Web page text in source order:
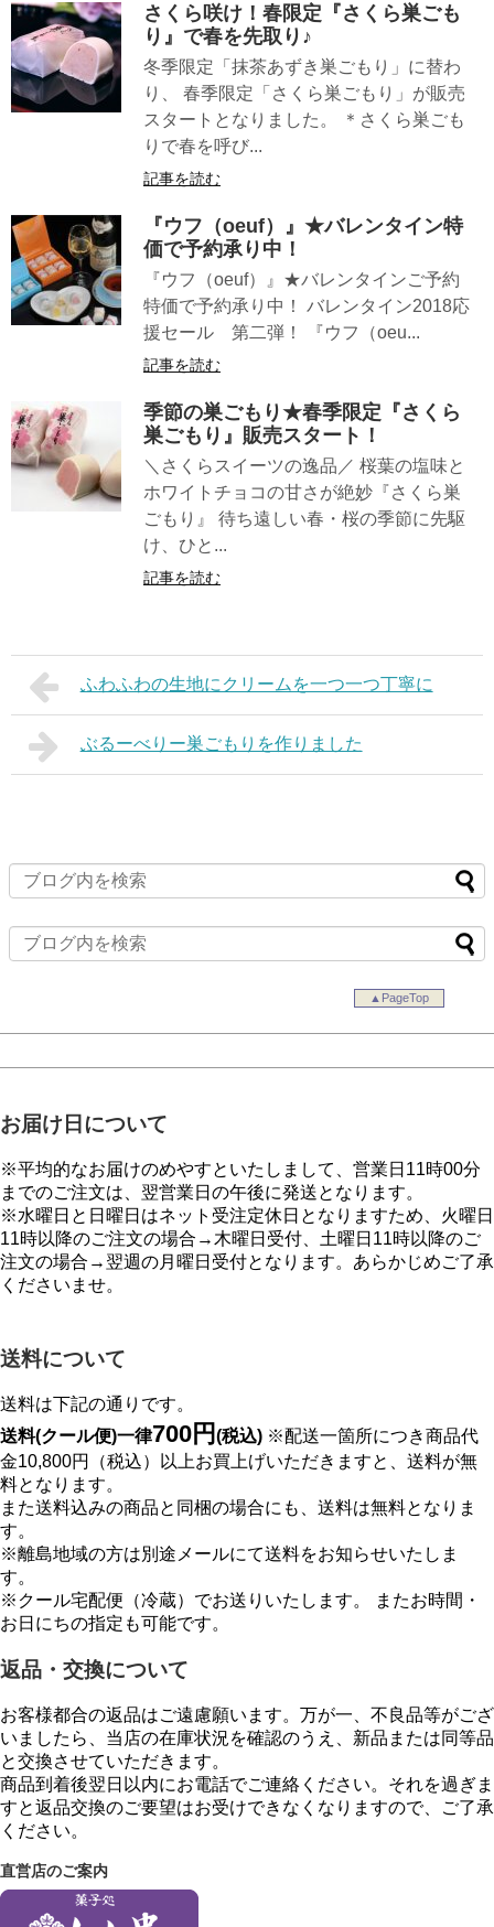
さくら咲け！春限定『さくら巣ごも
り』で春を先取り♪
冬季限定「抹茶あずき巣ごもり」に替わ
り、 春季限定「さくら巣ごもり」が販売
スタートとなりました。 ＊さくら巣ごも
りで春を呼び...
記事を読む
『ウフ（oeuf）』★バレンタイン特
価で予約承り中！
『ウフ（oeuf）』★バレンタインご予約
特価で予約承り中！ バレンタイン2018応
援セール 第二弾！ 『ウフ（oeu...
記事を読む
季節の巣ごもり★春季限定『さくら
巣ごもり』販売スタート！
＼さくらスイーツの逸品／ 桜葉の塩味と
ホワイトチョコの甘さが絶妙『さくら巣
ごもり』 待ち遠しい春・桜の季節に先駆
け、ひと...
記事を読む
ふわふわの生地にクリームを一つ一つ丁寧に
ぶるーべりー巣ごもりを作りました
▲PageTop
お届け日について
※平均的なお届けのめやすといたしまして、営業日11時00分
までのご注文は、翌営業日の午後に発送となります。
※水曜日と日曜日はネット受注定休日となりますため、火曜日
11時以降のご注文の場合→木曜日受付、土曜日11時以降のご
注文の場合→翌週の月曜日受付となります。あらかじめご了承
くださいませ。
送料について
送料は下記の通りです。
送料(クール便)一律700円 (税込) ※配送一箇所につき商品代
金10,800円（税込）以上お買上げいただきますと、送料が無
料となります。
また送料込みの商品と同梱の場合にも、送料は無料となりま
す。
※離島地域の方は別途メールにて送料をお知らせいたしま
す。
※クール宅配便（冷蔵）でお送りいたします。 またお時間・
お日にちの指定も可能です。
返品・交換について
お客様都合の返品はご遠慮願います。万が一、不良品等がござ
いましたら、当店の在庫状況を確認のうえ、新品または同等品
と交換させていただきます。
商品到着後翌日以内にお電話でご連絡ください。それを過ぎま
すと返品交換のご要望はお受けできなくなりますので、ご了承
ください。
直営店のご案内